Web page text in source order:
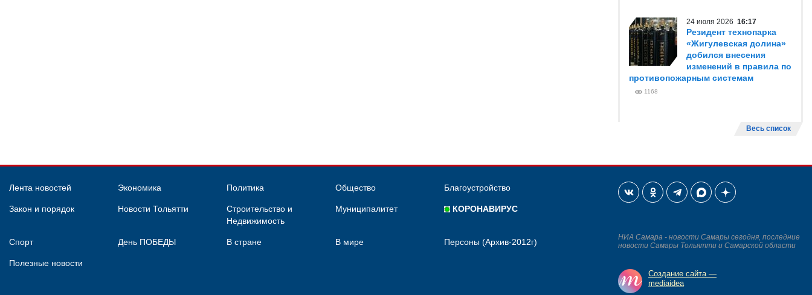
24 июля 2026 16:17
Резидент технопарка
«Жигулевская долина»
добился внесения
изменений в правила по
противопожарным системам
1168
Весь список
Лента новостей Экономика Политика Общество Благоустройство
Закон и порядок Новости Тольятти
Строительство и
Недвижимость
Муниципалитет КОРОНАВИРУС
Спорт День ПОБЕДЫ В стране В мире Персоны (Архив-2012г)
Полезные новости
НИА Самара - новости Самары сегодня, последние
новости Самары Тольятти и Самарской области
Создание сайта —
mediaidea